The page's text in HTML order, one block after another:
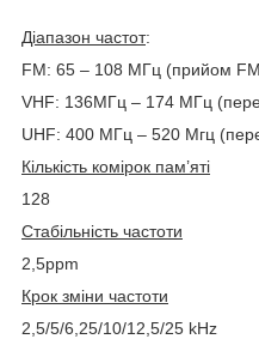
Діапазон частот:
FM: 65 – 108 МГц (прийом
VHF: 136МГц – 174 МГц
UHF: 400 МГц – 520 Мгц
Кількість комірок пам’яті
128
Стабільність частоти
2,5ppm
Крок зміни частоти
2,5/5/6,25/10/12,5/25 kHz